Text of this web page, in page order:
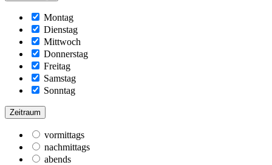
Montag
Dienstag
Mittwoch
Donnerstag
Freitag
Samstag
Sonntag
Zeitraum
vormittags
nachmittags
abends